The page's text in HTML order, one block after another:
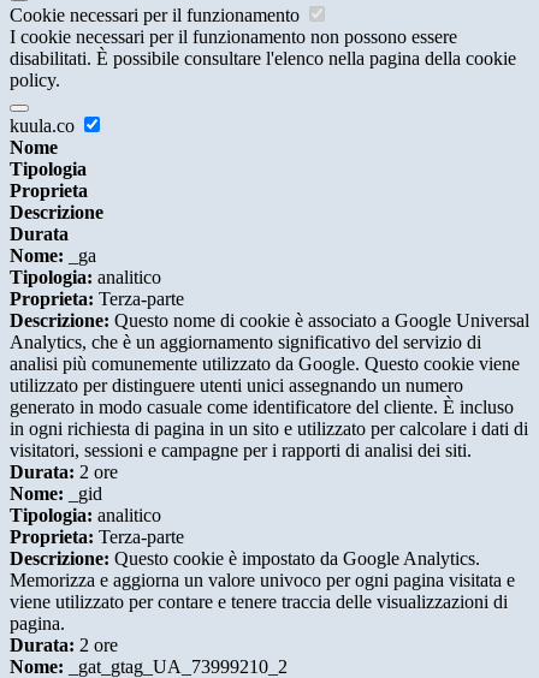
Cookie necessari per il funzionamento
I cookie necessari per il funzionamento non possono essere
disabilitati. È possibile consultare l'elenco nella pagina della cookie
policy.
kuula.co
Nome
Tipologia
Proprieta
Descrizione
Durata
Nome: _ga
Tipologia: analitico
Proprieta: Terza-parte
Descrizione: Questo nome di cookie è associato a Google Universal
Analytics, che è un aggiornamento significativo del servizio di
analisi più comunemente utilizzato da Google. Questo cookie viene
utilizzato per distinguere utenti unici assegnando un numero
generato in modo casuale come identificatore del cliente. È incluso
in ogni richiesta di pagina in un sito e utilizzato per calcolare i dati di
visitatori, sessioni e campagne per i rapporti di analisi dei siti.
Durata: 2 ore
Nome: _gid
Tipologia: analitico
Proprieta: Terza-parte
Descrizione: Questo cookie è impostato da Google Analytics.
Memorizza e aggiorna un valore univoco per ogni pagina visitata e
viene utilizzato per contare e tenere traccia delle visualizzazioni di
pagina.
Durata: 2 ore
Nome: _gat_gtag_UA_73999210_2